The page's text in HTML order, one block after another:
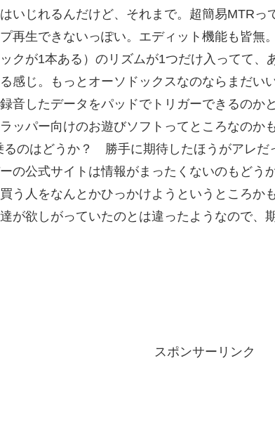
いじれるんだけど、それまで。超簡易MTRっ
再生できないっぽい。エディット機能も皆無
ックが1本ある）のリズムが1つだけ入ってて
感じ。もっとオーソドックスなのならまだい
音したデータをパッドでトリガーできるのか
ッパー向けのお遊びソフトってところなのか
るのはどうか？ 勝手に期待したほうがアレだ
の公式サイトは情報がまったくないのもどう
う人をなんとかひっかけようというところか
が欲しがっていたのとは違ったようなので、
スポンサーリンク